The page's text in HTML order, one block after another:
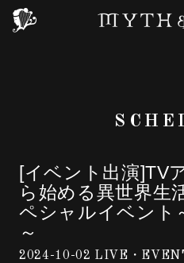
[イベント出演]TV
ら始める異世界生
ペシャルイベント
～
2024-10-02 LIVE・